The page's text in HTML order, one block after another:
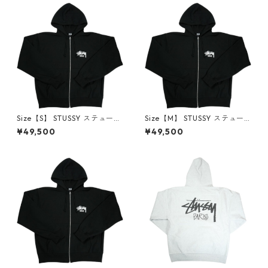
Size【S】 STUSSY ステューシ
ー STOCK PARIS ZIP HOOD B
LACK パリ限定ジップパーカー
¥49,500
Size【M】 STUSSY ステュー
シー STOCK PARIS ZIP HOOD
BLACK パリ限定ジップパーカ
¥49,500